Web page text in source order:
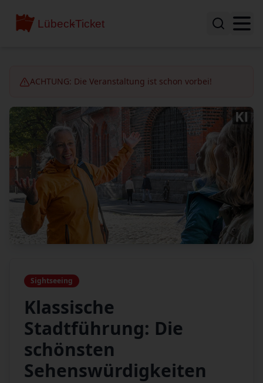
ACHTUNG: Die Veranstaltung ist schon vorbei!
Sightseeing
Klassische
Stadtführung: Die
schönsten
Sehenswürdigkeiten